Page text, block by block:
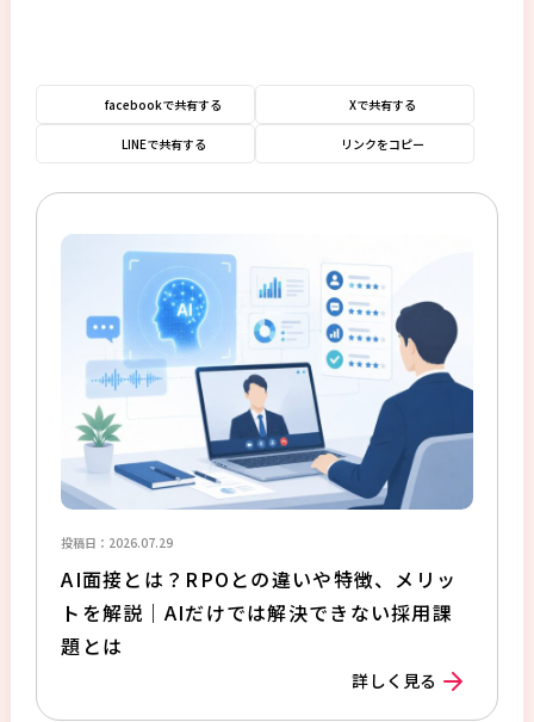
facebookで共有する Xで共有する
LINEで共有する リンクをコピー
投稿日：2026.07.29
AI面接とは？RPOとの違いや特徴、メリッ
トを解説｜AIだけでは解決できない採用課
題とは
詳しく見る